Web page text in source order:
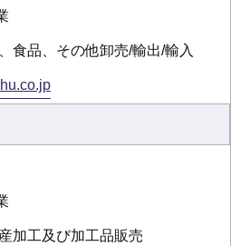
食品、その他卸売/輸出/輸入
加工及び加工品販売